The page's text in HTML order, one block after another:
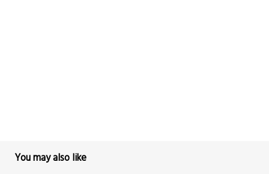
You may also like